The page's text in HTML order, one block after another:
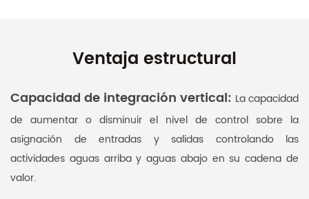
Ventaja estructural
Capacidad de integración vertical: La capacidad
de aumentar o disminuir el nivel de control sobre la
asignación de entradas y salidas controlando las
actividades aguas arriba y aguas abajo en su cadena de
valor.